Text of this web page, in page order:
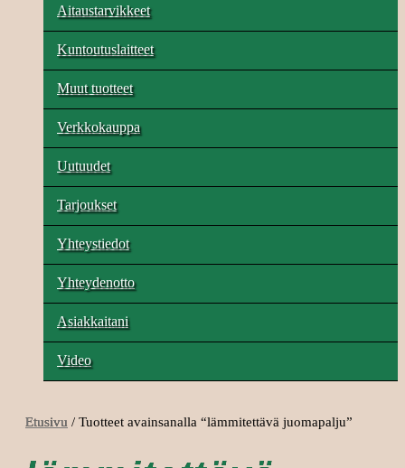
Aitaustarvikkeet
Kuntoutuslaitteet
Muut tuotteet
Verkkokauppa
Uutuudet
Tarjoukset
Yhteystiedot
Yhteydenotto
Asiakkaitani
Video
Etusivu / Tuotteet avainsanalla “lämmitettävä juomapalju”